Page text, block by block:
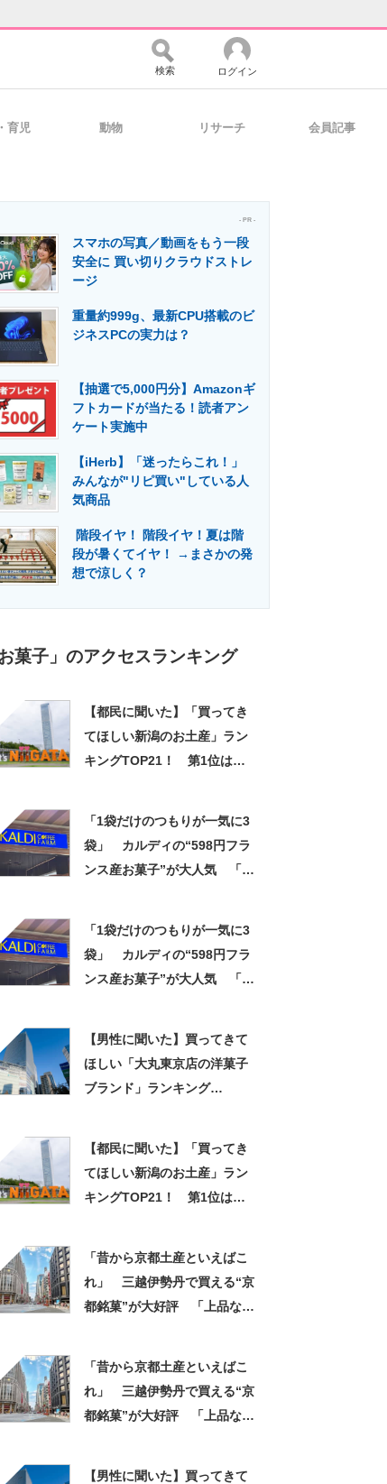
ニティ マーケ×ITの今がよく分かる
を支援
ディア 建設×テクノロジーの最前線
検索 ログイン
育児 動物 リサーチ 会員記事
- PR -
スマホの写真／動画をもう一段
安全に 買い切りクラウドストレ
ージ
重量約999g、最新CPU搭載のビ
ジネスPCの実力は？
【抽選で5,000円分】Amazonギ
フトカードが当たる！読者アン
ケート実施中
【iHerb】「迷ったらこれ！」
みんなが"リピ買い"している人
気商品
階段イヤ！ 階段イヤ！夏は階
段が暑くてイヤ！ →まさかの発
想で涼しく？
お菓子」のアクセスランキング
【都民に聞いた】「買ってき
てほしい新潟のお土産」ラン
キングTOP21！ 第1位は
「1袋だけのつもりが一気に3
袋」 カルディの“598円フラ
ンス産お菓子”が大人気 「デ
「1袋だけのつもりが一気に3
袋」 カルディの“598円フラ
ンス産お菓子”が大人気 「デ
【男性に聞いた】買ってきて
ほしい「大丸東京店の洋菓子
ブランド」ランキング
【都民に聞いた】「買ってき
てほしい新潟のお土産」ラン
キングTOP21！ 第1位は
「昔から京都土産といえばこ
れ」 三越伊勢丹で買える“京
都銘菓”が大好評 「上品な甘
「昔から京都土産といえばこ
れ」 三越伊勢丹で買える“京
都銘菓”が大好評 「上品な甘
【男性に聞いた】買ってきて